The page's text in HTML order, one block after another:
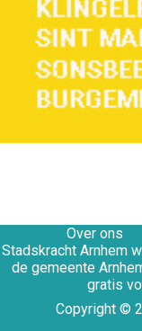
Over ons
Stadskracht Arnhem
de gemeente
gratis
Copyright ©